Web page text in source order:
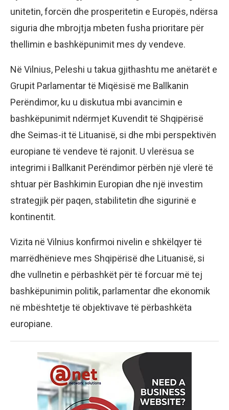
unitetin, forcën dhe prosperitetin e Europës, ndërsa
siguria dhe mbrojtja mbeten fusha prioritare për
thellimin e bashkëpunimit mes dy vendeve.
Në Vilnius, Peleshi u takua gjithashtu me anëtarët e
Grupit Parlamentar të Miqësisë me Ballkanin
Perëndimor, ku u diskutua mbi avancimin e
bashkëpunimit ndërmjet Kuvendit të Shqipërisë
dhe Seimas-it të Lituanisë, si dhe mbi perspektivën
europiane të vendeve të rajonit. U vlerësua se
integrimi i Ballkanit Perëndimor përbën një vlerë të
shtuar për Bashkimin Europian dhe një investim
strategjik për paqen, stabilitetin dhe sigurinë e
kontinentit.
Vizita në Vilnius konfirmoi nivelin e shkëlqyer të
marrëdhënieve mes Shqipërisë dhe Lituanisë, si
dhe vullnetin e përbashkët për të forcuar më tej
bashkëpunimin politik, parlamentar dhe ekonomik
në mbështetje të objektivave të përbashkëta
europiane.